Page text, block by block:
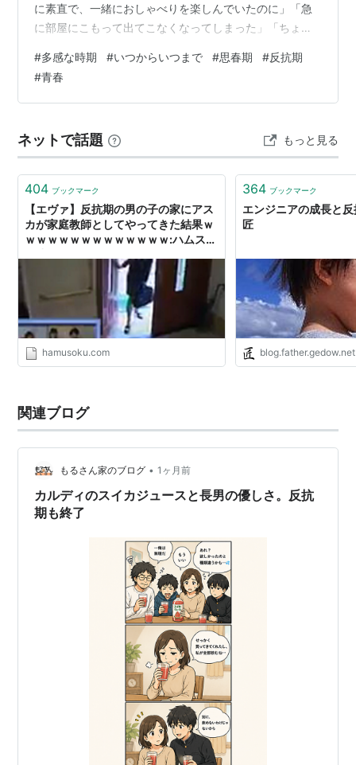
に素直で、一緒におしゃべりを楽しんでいたのに」「急
に部屋にこもって出てこなくなってしまった」「ちょっ
——そんな経験に直面し、自分の子育てが間違っていた
のではないかと自分を責めてしまう親御さんは決して少
なくありません。 結論からお伝えすると、多感な時期
通る「大人になるための準備期間」です。この時期の子
供たちは、心と体が急速に、かつアンバランスに成長…
#多感な時期 #いつからいつまで #思春期 #反抗期
#青春
ネットで話題 もっと見る
404 ブックマーク
【エヴァ】反抗期の男の子の家にアス
カが家庭教師としてやってきた結果ｗ
ｗｗｗｗｗｗｗｗｗｗｗｗｗ:ハムスタ
hamusoku.com
364 ブックマーク
エンジニアの成長と
匠
blog.father.gedow.net
関連ブログ
もるさん家のブログ • 1ヶ月前
カルディのスイカジュースと長男の優しさ。反抗
期も終了